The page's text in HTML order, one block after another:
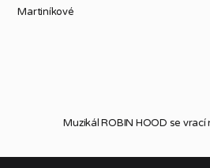
Martiníkové
Muzikál ROBIN HOOD se